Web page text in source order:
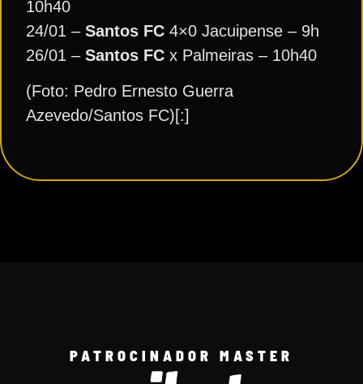
10h40
24/01 – Santos FC 4×0 Jacuipense – 9h
26/01 – Santos FC x Palmeiras – 10h40
(Foto: Pedro Ernesto Guerra
Azevedo/Santos FC)[:]
PATROCINADOR MASTER